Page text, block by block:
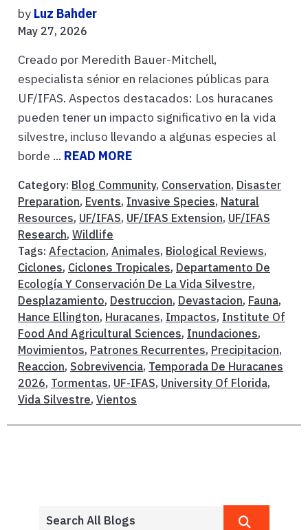
by Luz Bahder
May 27, 2026
Creado por Meredith Bauer-Mitchell,
especialista sénior en relaciones públicas para
UF/IFAS. Aspectos destacados: Los huracanes
pueden tener un impacto significativo en la vida
silvestre, incluso llevando a algunas especies al
borde ... READ MORE
Category: Blog Community, Conservation, Disaster
Preparation, Events, Invasive Species, Natural
Resources, UF/IFAS, UF/IFAS Extension, UF/IFAS
Research, Wildlife
Tags: Afectacion, Animales, Biological Reviews,
Ciclones, Ciclones Tropicales, Departamento De
Ecología Y Conservación De La Vida Silvestre,
Desplazamiento, Destruccion, Devastacion, Fauna,
Hance Ellington, Huracanes, Impactos, Institute Of
Food And Agricultural Sciences, Inundaciones,
Movimientos, Patrones Recurrentes, Precipitacion,
Reaccion, Sobrevivencia, Temporada De Huracanes
2026, Tormentas, UF-IFAS, University Of Florida,
Vida Silvestre, Vientos